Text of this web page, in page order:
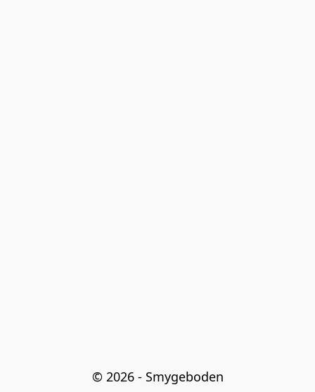
© 2026 - Smygeboden